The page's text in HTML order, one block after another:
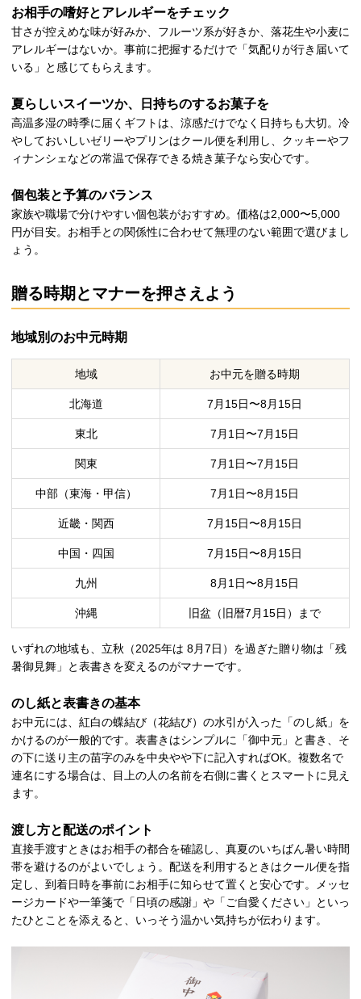
お相手の嗜好とアレルギーをチェック
甘さが控えめな味が好みか、フルーツ系が好きか、落花生や小麦に
アレルギーはないか。事前に把握するだけで「気配りが行き届いて
いる」と感じてもらえます。
夏らしいスイーツか、日持ちのするお菓子を
高温多湿の時季に届くギフトは、涼感だけでなく日持ちも大切。冷
やしておいしいゼリーやプリンはクール便を利用し、クッキーやフ
ィナンシェなどの常温で保存できる焼き菓子なら安心です。
個包装と予算のバランス
家族や職場で分けやすい個包装がおすすめ。価格は2,000〜5,000
円が目安。お相手との関係性に合わせて無理のない範囲で選びまし
ょう。
贈る時期とマナーを押さえよう
地域別のお中元時期
地域 お中元を贈る時期
北海道 7月15日〜8月15日
東北 7月1日〜7月15日
関東 7月1日〜7月15日
中部（東海・甲信） 7月1日〜8月15日
近畿・関西 7月15日〜8月15日
中国・四国 7月15日〜8月15日
九州 8月1日〜8月15日
沖縄 旧盆（旧暦7月15日）まで
いずれの地域も、立秋（2025年は 8月7日）を過ぎた贈り物は「残
暑御見舞」と表書きを変えるのがマナーです。
のし紙と表書きの基本
お中元には、紅白の蝶結び（花結び）の水引が入った「のし紙」を
かけるのが一般的です。表書きはシンプルに「御中元」と書き、そ
の下に送り主の苗字のみを中央やや下に記入すればOK。複数名で
連名にする場合は、目上の人の名前を右側に書くとスマートに見え
ます。
渡し方と配送のポイント
直接手渡すときはお相手の都合を確認し、真夏のいちばん暑い時間
帯を避けるのがよいでしょう。配送を利用するときはクール便を指
定し、到着日時を事前にお相手に知らせて置くと安心です。メッセ
ージカードや一筆箋で「日頃の感謝」や「ご自愛ください」といっ
たひとことを添えると、いっそう温かい気持ちが伝わります。